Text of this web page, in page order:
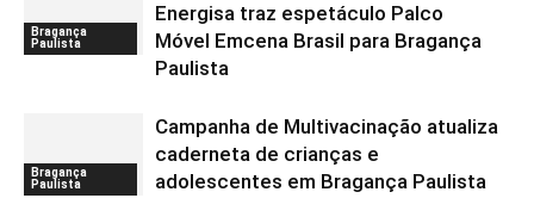
Bragança
Paulista
Energisa traz espetáculo Palco
Móvel Emcena Brasil para Bragança
Paulista
Bragança
Paulista
Campanha de Multivacinação atualiza
caderneta de crianças e
adolescentes em Bragança Paulista